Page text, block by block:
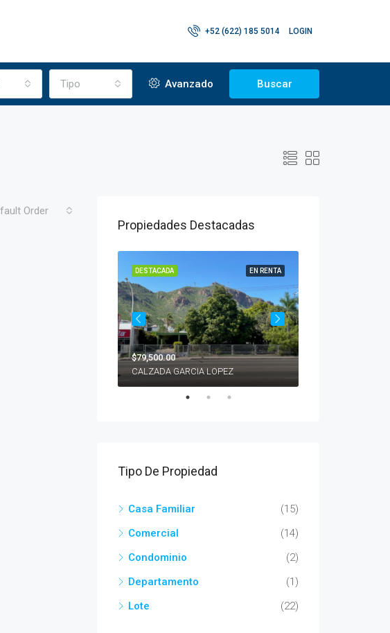
+52 (622) 185 5014 LOGIN
Tipo Avanzado Buscar
Order
Propiedades Destacadas
EN RENTA
DESTACADA
$79,500.00
CALZADA GARCIA LOPEZ
Tipo De Propiedad
Casa Familiar
(15)
Comercial
(14)
Condominio
(2)
Departamento
(1)
Lote
(22)